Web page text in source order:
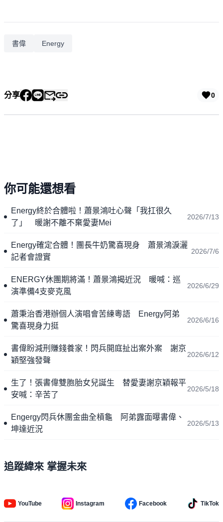
書偉 Energy
分享 0
你可能還想看
Energy終於合體啦！蕭景鴻吐心聲「我扛很久
了」 暖謝不離不棄愛妻Mei
2026/7/13
Energy確定合體！團長牛奶驚喜現身 蕭景鴻淚灑
記者會證實
2026/7/6
ENERGY休團期將滿！蕭景鴻揭近況 暖喊：巡
演準備4支麥克風
2026/6/29
蕭秉治香港辦個人演唱會苦練粵語 Energy阿弟
驚喜現身力挺
2026/6/16
書偉盼減刑賺錢養家！閃兵開庭扯出案外案 謝京
穎堅強發聲
2026/6/12
生了！張書偉雙胞胎女兒誕生 替愛妻謝京穎報平
安喊：辛苦了
2026/5/18
Engergy閃兵休團金曲全槓龜 阿弟露面曝書偉、
坤達近況
2026/5/13
追蹤緯來 掌握未來
YouTube Instagram Facebook TikTok